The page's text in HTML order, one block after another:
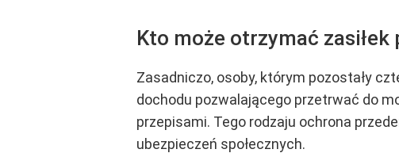
Kto może otrzymać
Zasadniczo, osoby, którym pozostały
dochodu pozwalającego przetrwać do
przepisami. Tego rodzaju ochrona
ubezpieczeń społecznych.